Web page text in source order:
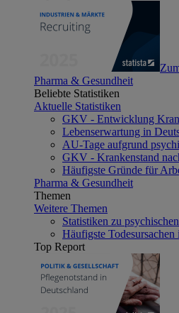
Pharma & Gesundheit
Beliebte Statistiken
Aktuelle Statistiken
GKV - Entwicklung
Lebenserwartung in
AU-Tage aufgrund
GKV - Krankenstand
Häufigste Gründe für
Pharma & Gesundheit
Themen
Weitere Themen
Statistiken zu
Häufigste
Top Report